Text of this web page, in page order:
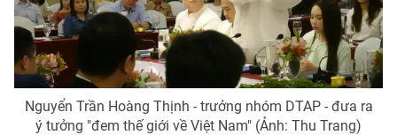
Nguyển Trần Hoàng Thịnh - trưởng nhóm DTAP - đưa ra
ý tưởng "đem thế giới về Việt Nam" (Ảnh: Thu Trang)